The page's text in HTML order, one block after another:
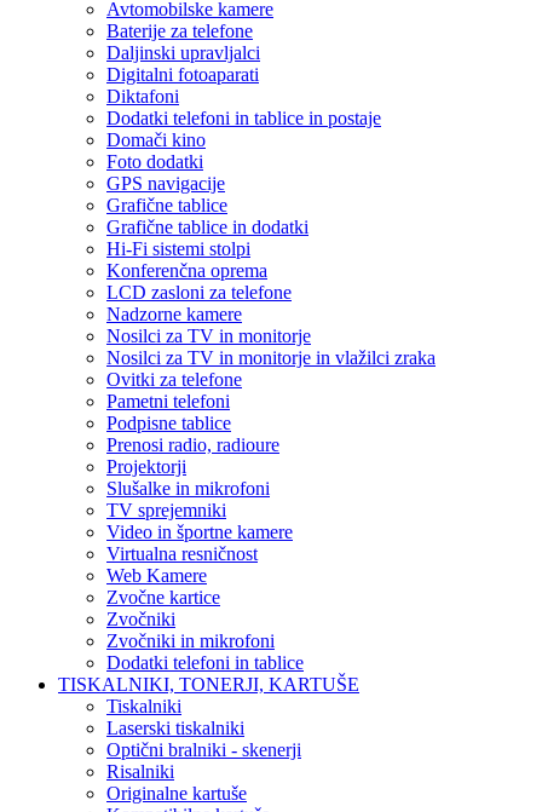
Avtomobilske kamere
Baterije za telefone
Daljinski upravljalci
Digitalni fotoaparati
Diktafoni
Dodatki telefoni in tablice in postaje
Domači kino
Foto dodatki
GPS navigacije
Grafične tablice
Grafične tablice in dodatki
Hi-Fi sistemi stolpi
Konferenčna oprema
LCD zasloni za telefone
Nadzorne kamere
Nosilci za TV in monitorje
Nosilci za TV in monitorje in vlažilci zraka
Ovitki za telefone
Pametni telefoni
Podpisne tablice
Prenosi radio, radioure
Projektorji
Slušalke in mikrofoni
TV sprejemniki
Video in športne kamere
Virtualna resničnost
Web Kamere
Zvočne kartice
Zvočniki
Zvočniki in mikrofoni
Dodatki telefoni in tablice
TISKALNIKI, TONERJI, KARTUŠE
Tiskalniki
Laserski tiskalniki
Optični bralniki - skenerji
Risalniki
Originalne kartuše